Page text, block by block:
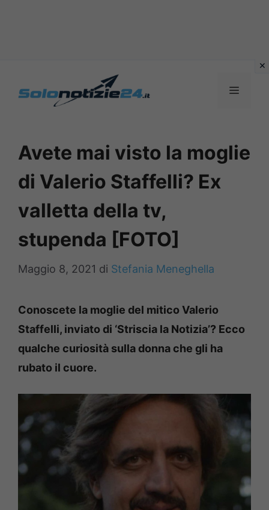
MENU
Avete mai visto la moglie
di Valerio Staffelli? Ex
valletta della tv,
stupenda [FOTO]
Maggio 8, 2021 di Stefania Meneghella
Conoscete la moglie del mitico Valerio
Staffelli, inviato di ‘Striscia la Notizia’? Ecco
qualche curiosità sulla donna che gli ha
rubato il cuore.